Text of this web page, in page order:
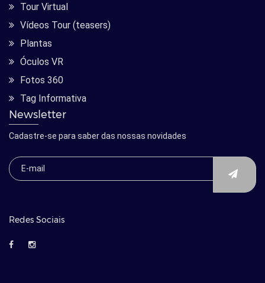
Tour Virtual
Vídeos Tour (teasers)
Plantas
Óculos VR
Fotos 360
Tag Informativa
Newsletter
Cadastre-se para saber das nossas novidades
Redes Sociais